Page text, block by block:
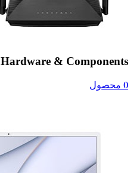
Hardware & Components
0 محصول